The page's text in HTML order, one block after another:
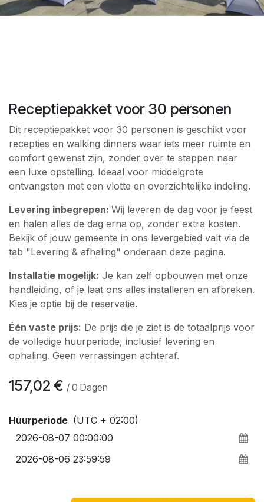
Receptiepakket voor 30 personen
Dit receptiepakket voor 30 personen is geschikt voor
recepties en walking dinners waar iets meer ruimte en
comfort gewenst zijn, zonder over te stappen naar
een luxe opstelling. Ideaal voor middelgrote
ontvangsten met een vlotte en overzichtelijke indeling.
Levering inbegrepen: Wij leveren de dag voor je feest
en halen alles de dag erna op, zonder extra kosten.
Bekijk of jouw gemeente in ons levergebied valt via de
tab "Levering & afhaling" onderaan deze pagina.
Installatie mogelijk: Je kan zelf opbouwen met onze
handleiding, of je laat ons alles installeren en afbreken.
Kies je optie bij de reservatie.
Één vaste prijs: De prijs die je ziet is de totaalprijs voor
de volledige huurperiode, inclusief levering en
ophaling. Geen verrassingen achteraf.
157,02 € / 0 Dagen
Huurperiode (UTC + 02:00)